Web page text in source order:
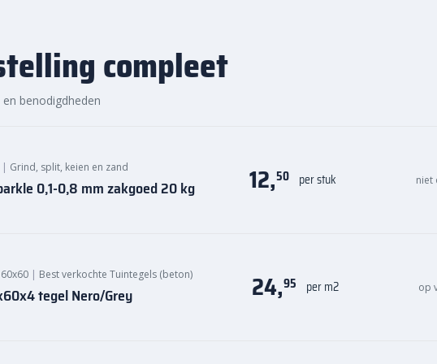
compleet
benodigdheden
| Grind, split, keien en zand
0,1-0,8 mm zakgoed 20 kg 12,50 per stuk niet
| Best verkochte Tuintegels (beton)
tegel Nero/Grey 24,95 per m2 op